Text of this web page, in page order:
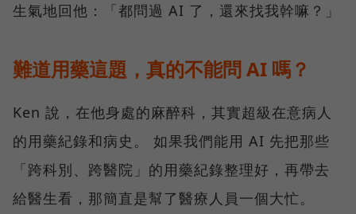
生氣地回他：「都問過 AI 了，還來找我幹嘛？」
難道用藥這題，真的不能問 AI 嗎？
Ken 說，在他身處的麻醉科，其實超級在意病人
的用藥紀錄和病史。 如果我們能用 AI 先把那些
「跨科別、跨醫院」的用藥紀錄整理好，再帶去
給醫生看，那簡直是幫了醫療人員一個大忙。